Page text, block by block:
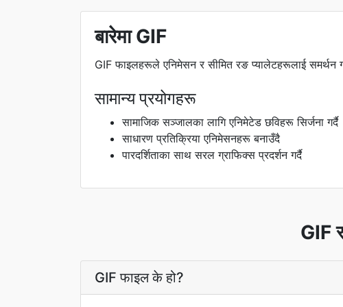
बारेमा GIF
GIF फाइलहरूले एनिमेसन र सीमित रङ प्यालेटहरूलाई
सामान्य प्रयोगहरू
सामाजिक सञ्जालका लागि एनिमेटेड छविहरू सिर्जना गर्दै
साधारण प्रतिक्रिया एनिमेसनहरू बनाउँदै
पारदर्शिताका साथ सरल ग्राफिक्स प्रदर्शन गर्दै
GIF
GIF फाइल के हो?